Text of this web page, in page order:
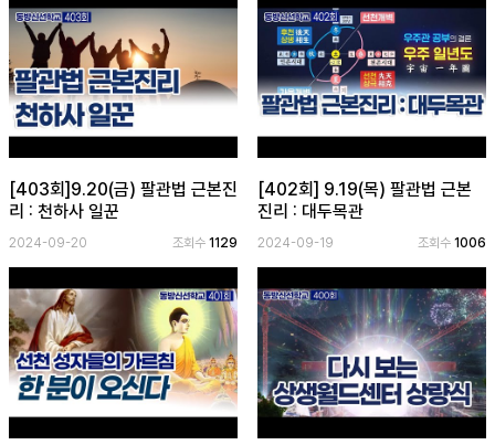
[403회]9.20(금) 팔관법 근본진
리 : 천하사 일꾼
2024-09-20 조회수1129
[402회] 9.19(목) 팔관법 근본
진리 : 대두목관
2024-09-19 조회수 1006